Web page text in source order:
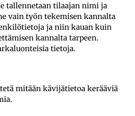
tallennetaan tilaajan nimi ja
vain työn tekemisen kannalta
ja niin kauan kuin
kannalta tarpeen.
tietoja.
mitään kävijätietoa kerääviä